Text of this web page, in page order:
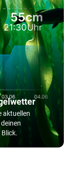
aktuellen